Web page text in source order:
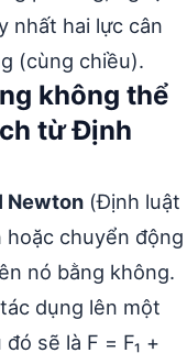
nhất hai lực cân
(cùng chiều).
không thể
từ Định
Newton (Định luật
chuyển động
nó bằng không.
dụng lên một
sẽ là F = F₁ +